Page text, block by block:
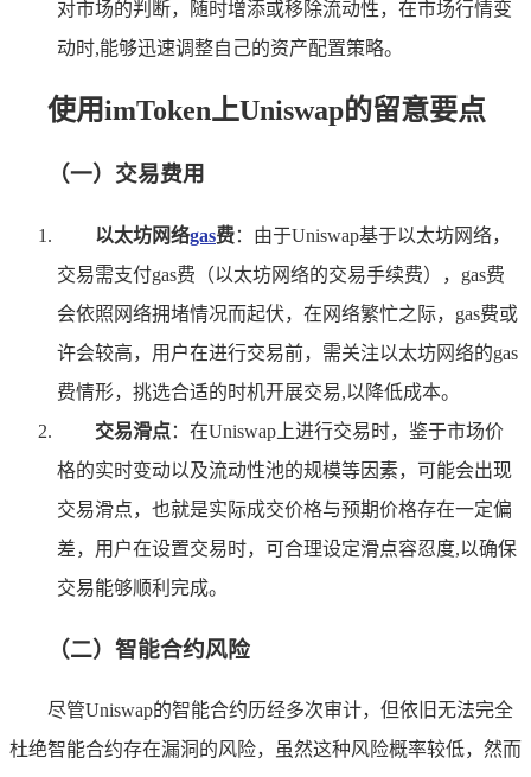
对市场的判断，随时增添或移除流动性，在市场行情变
动时,能够迅速调整自己的资产配置策略。
使用imToken上Uniswap的留意要点
（一）交易费用
以太坊网络gas费：由于Uniswap基于以太坊网络，
交易需支付gas费（以太坊网络的交易手续费），gas费
会依照网络拥堵情况而起伏，在网络繁忙之际，gas费或
许会较高，用户在进行交易前，需关注以太坊网络的gas
费情形，挑选合适的时机开展交易,以降低成本。
交易滑点：在Uniswap上进行交易时，鉴于市场价
格的实时变动以及流动性池的规模等因素，可能会出现
交易滑点，也就是实际成交价格与预期价格存在一定偏
差，用户在设置交易时，可合理设定滑点容忍度,以确保
交易能够顺利完成。
（二）智能合约风险
尽管Uniswap的智能合约历经多次审计，但依旧无法完全
杜绝智能合约存在漏洞的风险，虽然这种风险概率较低，然而